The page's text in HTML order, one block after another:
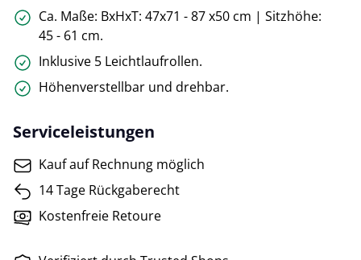
Ca. Maße: BxHxT: 47x71 - 87 x50 cm | Sitzhöhe:
45 - 61 cm.
Inklusive 5 Leichtlaufrollen.
Höhenverstellbar und drehbar.
Serviceleistungen
Kauf auf Rechnung möglich
14 Tage Rückgaberecht
Kostenfreie Retoure